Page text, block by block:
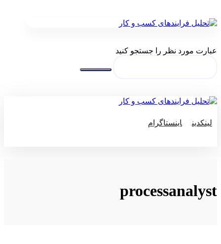
عبارت مورد نظر را جستجو کنید
لینکدین
اینستاگرام
processanalyst